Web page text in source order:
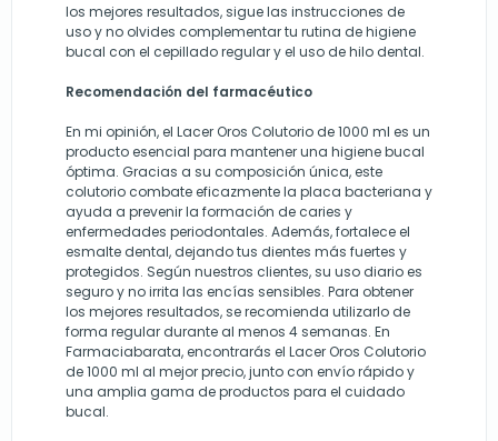
los mejores resultados, sigue las instrucciones de
uso y no olvides complementar tu rutina de higiene
bucal con el cepillado regular y el uso de hilo dental.
Recomendación del farmacéutico
En mi opinión, el Lacer Oros Colutorio de 1000 ml es un
producto esencial para mantener una higiene bucal
óptima. Gracias a su composición única, este
colutorio combate eficazmente la placa bacteriana y
ayuda a prevenir la formación de caries y
enfermedades periodontales. Además, fortalece el
esmalte dental, dejando tus dientes más fuertes y
protegidos. Según nuestros clientes, su uso diario es
seguro y no irrita las encías sensibles. Para obtener
los mejores resultados, se recomienda utilizarlo de
forma regular durante al menos 4 semanas. En
Farmaciabarata, encontrarás el Lacer Oros Colutorio
de 1000 ml al mejor precio, junto con envío rápido y
una amplia gama de productos para el cuidado
bucal.